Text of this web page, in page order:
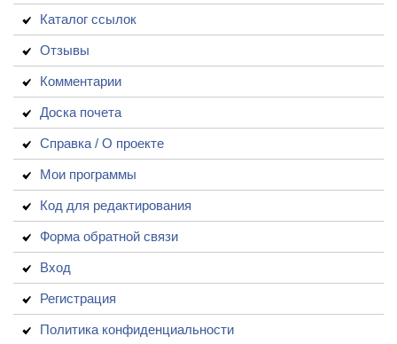
Каталог ссылок
Отзывы
Комментарии
Доска почета
Справка / О проекте
Мои программы
Код для редактирования
Форма обратной связи
Вход
Регистрация
Политика конфиденциальности